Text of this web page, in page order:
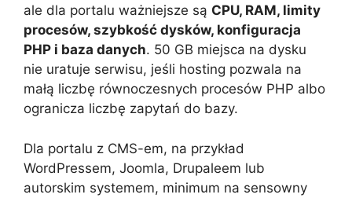
ale dla portalu ważniejsze są CPU, RAM, limity
procesów, szybkość dysków, konfiguracja
PHP i baza danych. 50 GB miejsca na dysku
nie uratuje serwisu, jeśli hosting pozwala na
małą liczbę równoczesnych procesów PHP albo
ogranicza liczbę zapytań do bazy.
Dla portalu z CMS-em, na przykład
WordPressem, Joomla, Drupaleem lub
autorskim systemem, minimum na sensowny